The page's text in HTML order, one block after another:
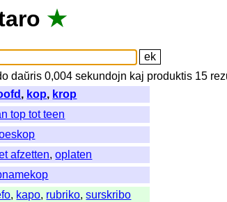
★
daŭris 0,004sekundojn kaj produktis 15
, kop, krop
top tot teen
afzetten,oplaten
, kapo, rubriko,surskribo